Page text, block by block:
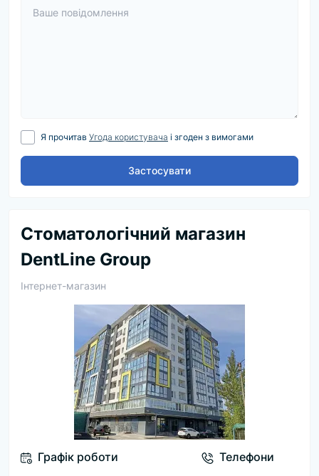
Cтоматологічний магазин
DentLine Group
Інтернет-магазин
Графік роботи Телефони
Я прочитав Угода користувача і згоден з вимогами
Застосувати